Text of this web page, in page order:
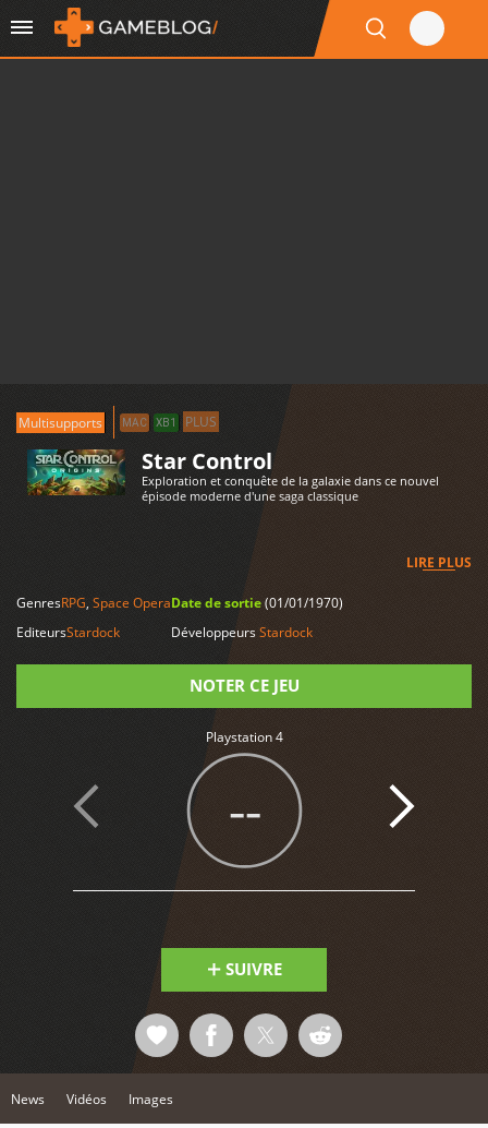
Multisupports MAC XB1 PLUS
Star Control
Exploration et conquête de la galaxie dans ce nouvel
épisode moderne d'une saga classique
LIRE PLUS
GenresRPG, Space Opera
EditeursStardock
Date de sortie(01/01/1970)
Développeurs Stardock
NOTER CE JEU
Playstation 4
--
SUIVRE
News Vidéos Images